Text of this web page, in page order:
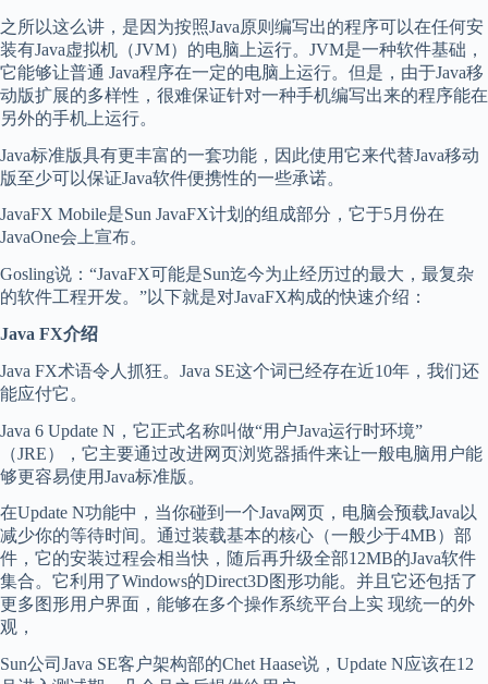
之所以这么讲，是因为按照Java原则编写出的程序可以在任何安
装有Java虚拟机（JVM）的电脑上运行。JVM是一种软件基础，
它能够让普通 Java程序在一定的电脑上运行。但是，由于Java移
动版扩展的多样性，很难保证针对一种手机编写出来的程序能在
另外的手机上运行。
Java标准版具有更丰富的一套功能，因此使用它来代替Java移动
版至少可以保证Java软件便携性的一些承诺。
JavaFX Mobile是Sun JavaFX计划的组成部分，它于5月份在
JavaOne会上宣布。
Gosling说：“JavaFX可能是Sun迄今为止经历过的最大，最复杂
的软件工程开发。”以下就是对JavaFX构成的快速介绍：
Java FX介绍
Java FX术语令人抓狂。Java SE这个词已经存在近10年，我们还
能应付它。
Java 6 Update N，它正式名称叫做“用户Java运行时环境”
（JRE），它主要通过改进网页浏览器插件来让一般电脑用户能
够更容易使用Java标准版。
在Update N功能中，当你碰到一个Java网页，电脑会预载Java以
减少你的等待时间。通过装载基本的核心（一般少于4MB）部
件，它的安装过程会相当快，随后再升级全部12MB的Java软件
集合。它利用了Windows的Direct3D图形功能。并且它还包括了
更多图形用户界面，能够在多个操作系统平台上实 现统一的外
观，
Sun公司Java SE客户架构部的Chet Haase说，Update N应该在12